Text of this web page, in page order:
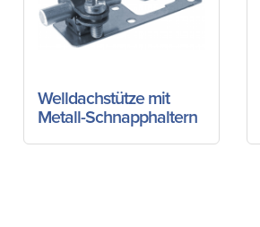
Welldachstütze mit
Metall-Schnapphaltern